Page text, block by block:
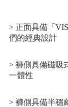
> 正面具備「
們的經典設計
> 褲側具備磁吸
一體性
> 褲側具備半穩